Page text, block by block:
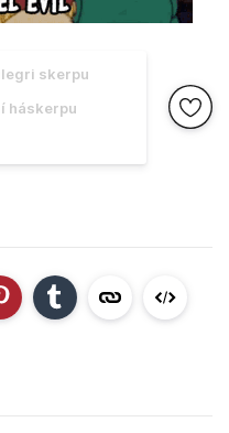
skerpu
háskerpu